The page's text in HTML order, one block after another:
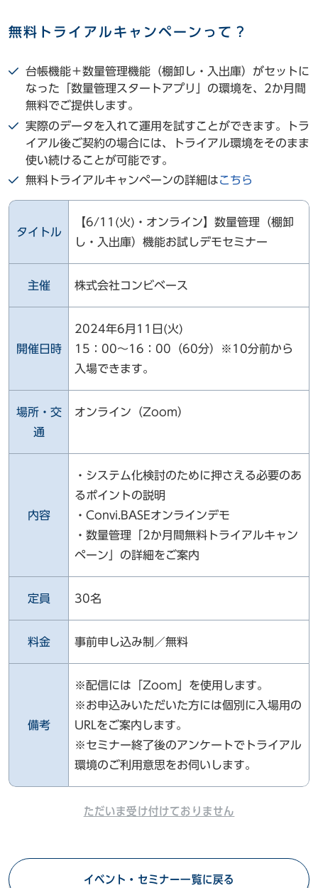
無料トライアルキャンペーンって？
台帳機能＋数量管理機能（棚卸し・入出庫）がセットに
なった「数量管理スタートアプリ」の環境を、2か月間
無料でご提供します。
実際のデータを入れて運用を試すことができます。トラ
イアル後ご契約の場合には、トライアル環境をそのまま
使い続けることが可能です。
無料トライアルキャンペーンの詳細はこちら
タイトル
【6/11(火)・オンライン】数量管理（棚卸
し・入出庫）機能お試しデモセミナー
主催 株式会社コンビベース
開催日時
2024年6月11日(火)
15：00～16：00（60分）※10分前から
入場できます。
場所・交
通
オンライン（Zoom）
内容
・システム化検討のために押さえる必要のあ
るポイントの説明
・Convi.BASEオンラインデモ
・数量管理「2か月間無料トライアルキャン
ペーン」の詳細をご案内
定員 30名
料金 事前申し込み制／無料
備考
※配信には「Zoom」を使用します。
※お申込みいただいた方には個別に入場用の
URLをご案内します。
※セミナー終了後のアンケートでトライアル
環境のご利用意思をお伺いします。
ただいま受け付けておりません
イベント・セミナー一覧に戻る